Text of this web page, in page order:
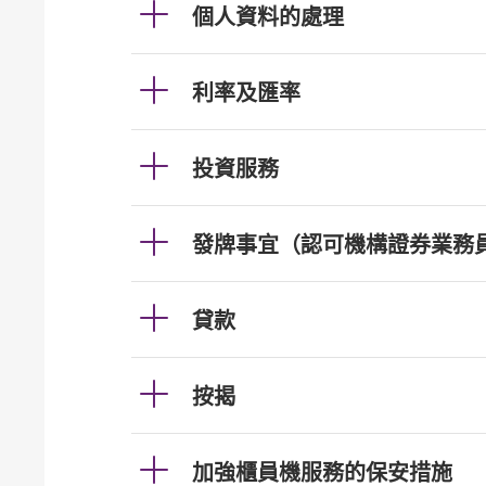
個人資料的處理
利率及匯率
投資服務
發牌事宜（認可機構證券業務
貸款
按揭
加強櫃員機服務的保安措施